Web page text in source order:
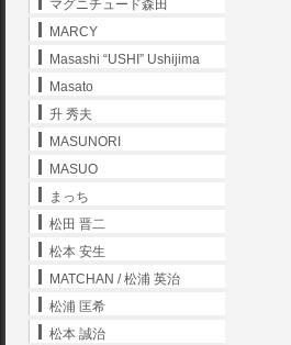
マグニチュード森田
MARCY
Masashi “USHI” Ushijima
Masato
升 秀夫
MASUNORI
MASUO
まっち
松田 晋二
松本 安生
MATCHAN / 松浦 英治
松浦 匡希
松本 誠治